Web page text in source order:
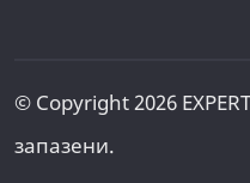
© Copyright 2026
запазени.